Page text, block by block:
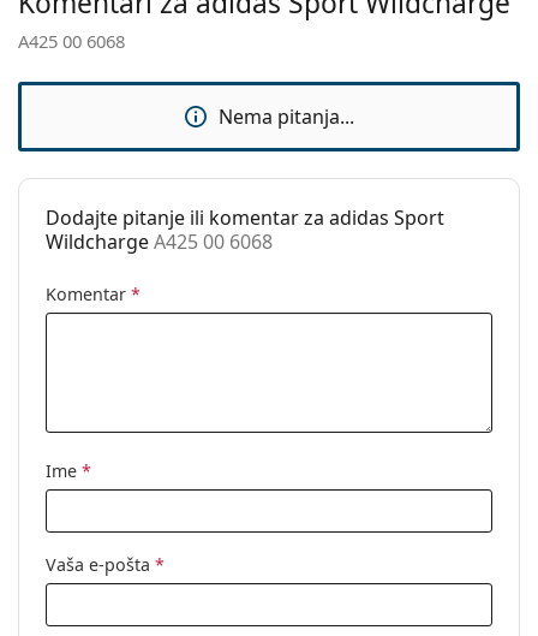
Upotreba:
Sport
sport:
A425 00 6068
A425 00 6068
Nema pitanja...
Dodajte pitanje ili komentar za adidas Sport
WildchargeA425 00 6068
Komentar *
Ime *
Vaša e-pošta *